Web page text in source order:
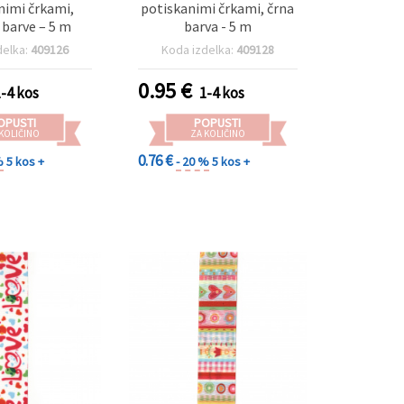
črkami,
– 5 m
409126
4 kos
5 kos +
potiskanimi črkami, črna
barva - 5 m
Koda izdelka: 409128
0.95€ 1-4 kos
POPUSTI
ZA KOLIČINO
0.76 €- 20 %5 kos +